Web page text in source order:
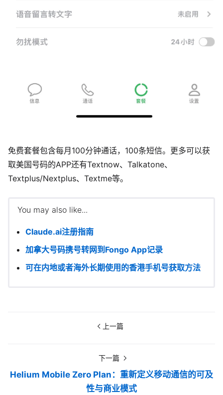
免费套餐包含每月100分钟通话，100条短信。更多可以获
取美国号码的APP还有Textnow、Talkatone、
Textplus/Nextplus、Textme等。
You may also like...
Claude.ai注册指南
加拿大号码携号转网到Fongo App记录
可在内地或者海外长期使用的香港手机号获取方法
上一篇
下一篇
Helium Mobile Zero Plan：重新定义移动通信的可及
性与商业模式